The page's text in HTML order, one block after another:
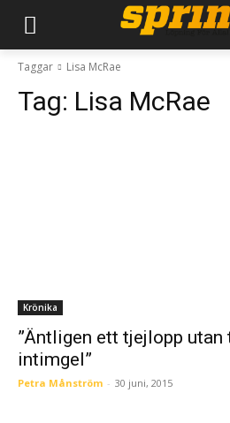
Taggar Lisa McRae
Tag: Lisa McRae
Krönika
”Äntligen ett tjejlopp utan
intimgel”
Petra Månström - 30 juni, 2015